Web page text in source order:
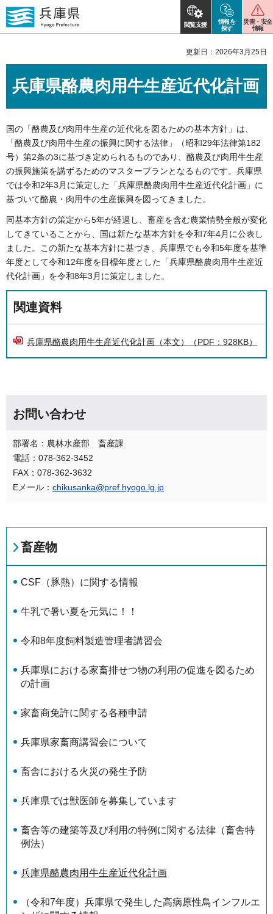
閲覧支援
情報を
探す
災害・安全
情報
更新日：2026年3月25日
兵庫県酪農肉用牛生産近代化計画
国の「酪農及び肉用牛生産の近代化を図るための基本方針」は、
「酪農及び肉用牛生産の振興に関する法律」（昭和29年法律第182
号）第2条の3に基づき定められるものであり、酪農及び肉用牛生産
の振興施策を講ずるためのマスタープランとなるものです。兵庫県
では令和2年3月に策定した「兵庫県酪農肉用牛生産近代化計画」に
基づいて酪農・肉用牛の生産振興を図ってきました。
同基本方針の策定から5年が経過し、畜産を含む農業情勢全般が変化
してきていることから、国は新たな基本方針を令和7年4月に公表し
ました。この新たな基本方針に基づき、兵庫県でも令和5年度を基準
年度として令和12年度を目標年度とした「兵庫県酪農肉用牛生産近
代化計画」を令和8年3月に策定しました。
関連資料
兵庫県酪農肉用牛生産近代化計画（本文）（PDF：928KB）
お問い合わせ
部署名：農林水産部 畜産課
電話：078-362-3452
FAX：078-362-3632
Eメール： chikusanka@pref.hyogo.lg.jp
畜産物
CSF（豚熱）に関する情報
牛乳で暑い夏を元気に！！
令和8年度飼料製造管理者講習会
兵庫県における家畜排せつ物の利用の促進を図るため
の計画
家畜商免許に関する各種申請
兵庫県家畜商講習会について
畜舎における火災の発生予防
兵庫県では獣医師を募集しています
畜舎等の建築等及び利用の特例に関する法律（畜舎特
例法）
兵庫県酪農肉用牛生産近代化計画
（令和7年度）兵庫県で発生した高病原性鳥インフルエ